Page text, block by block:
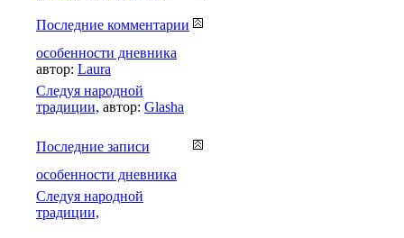
Последние комментарии
особенности дневника
автор: Laura
Cледуя народной
традиции, автор: Glasha
Последние записи
особенности дневника
Cледуя народной
традиции,